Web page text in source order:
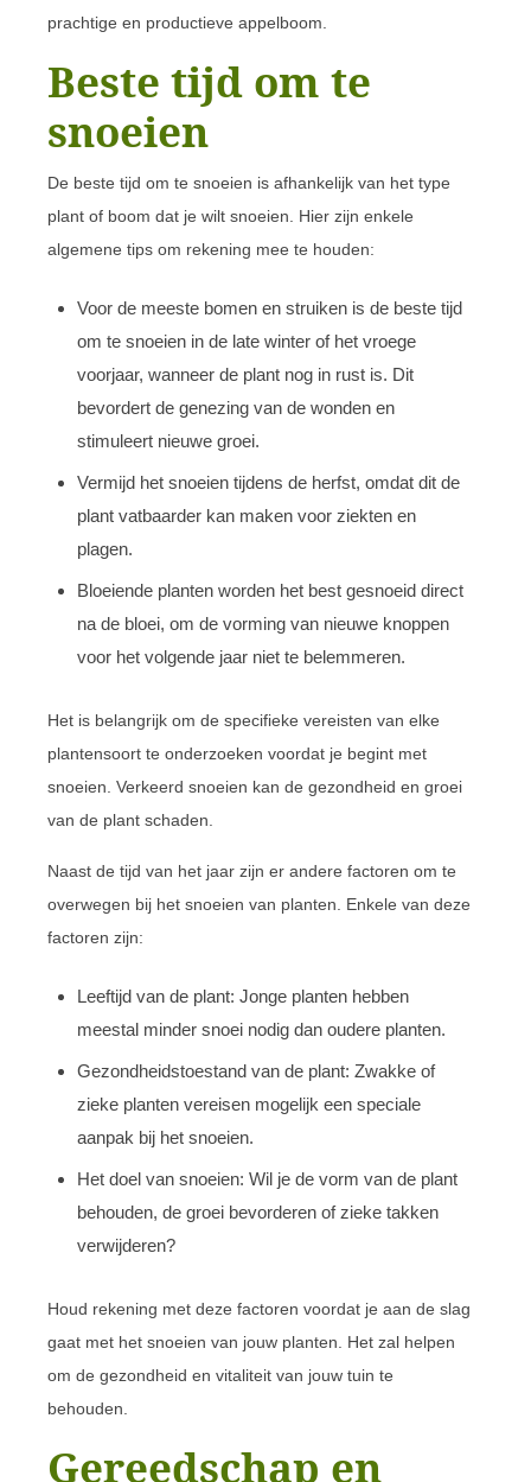
prachtige en productieve appelboom.
Beste tijd om te
snoeien
De beste tijd om te snoeien is afhankelijk van het type
plant of boom dat je wilt snoeien. Hier zijn enkele
algemene tips om rekening mee te houden:
Voor de meeste bomen en struiken is de beste tijd
om te snoeien in de late winter of het vroege
voorjaar, wanneer de plant nog in rust is. Dit
bevordert de genezing van de wonden en
stimuleert nieuwe groei.
Vermijd het snoeien tijdens de herfst, omdat dit de
plant vatbaarder kan maken voor ziekten en
plagen.
Bloeiende planten worden het best gesnoeid direct
na de bloei, om de vorming van nieuwe knoppen
voor het volgende jaar niet te belemmeren.
Het is belangrijk om de specifieke vereisten van elke
plantensoort te onderzoeken voordat je begint met
snoeien. Verkeerd snoeien kan de gezondheid en groei
van de plant schaden.
Naast de tijd van het jaar zijn er andere factoren om te
overwegen bij het snoeien van planten. Enkele van deze
factoren zijn:
Leeftijd van de plant: Jonge planten hebben
meestal minder snoei nodig dan oudere planten.
Gezondheidstoestand van de plant: Zwakke of
zieke planten vereisen mogelijk een speciale
aanpak bij het snoeien.
Het doel van snoeien: Wil je de vorm van de plant
behouden, de groei bevorderen of zieke takken
verwijderen?
Houd rekening met deze factoren voordat je aan de slag
gaat met het snoeien van jouw planten. Het zal helpen
om de gezondheid en vitaliteit van jouw tuin te
behouden.
Gereedschap en